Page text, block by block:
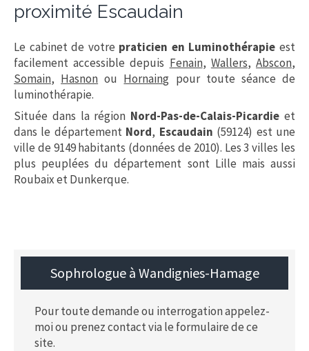
proximité Escaudain
Le cabinet de votre praticien en Luminothérapie est
facilement accessible depuis Fenain, Wallers,Abscon,
Somain, Hasnon ou Hornaing pour toute séance de
luminothérapie.
Située dans la région Nord-Pas-de-Calais-Picardie et
dans le département Nord, Escaudain (59124) est une
ville de 9149 habitants (données de 2010). Les 3 villes les
plus peuplées du département sont Lille mais aussi
Roubaix et Dunkerque.
Sophrologue à Wandignies-Hamage
Pour toute demande ou interrogation appelez-
moi ou prenez contact via le formulaire de ce
site.